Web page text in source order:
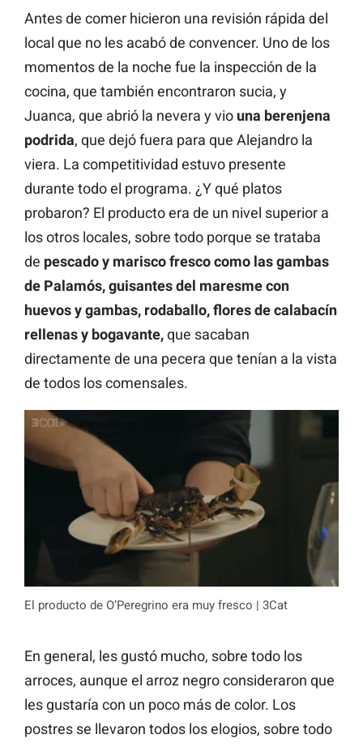
Antes de comer hicieron una revisión rápida del
local que no les acabó de convencer. Uno de los
momentos de la noche fue la inspección de la
cocina, que también encontraron sucia, y
Juanca, que abrió la nevera y vio una berenjena
podrida, que dejó fuera para que Alejandro la
viera. La competitividad estuvo presente
durante todo el programa. ¿Y qué platos
probaron? El producto era de un nivel superior a
los otros locales, sobre todo porque se trataba
de pescado y marisco fresco como las gambas
de Palamós, guisantes del maresme con
huevos y gambas, rodaballo, flores de calabacín
rellenas y bogavante,que sacaban
directamente de una pecera que tenían a la vista
de todos los comensales.
El producto de O’Peregrino era muy fresco | 3Cat
En general, les gustó mucho, sobre todo los
arroces, aunque el arroz negro consideraron que
les gustaría con un poco más de color. Los
postres se llevaron todos los elogios, sobre todo